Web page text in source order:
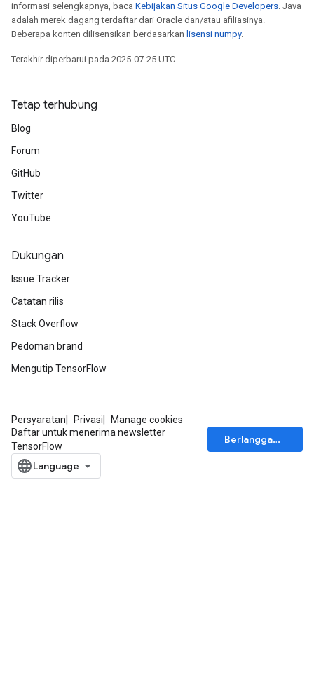
informasi selengkapnya, baca Kebijakan Situs Google Developers. Java
adalah merek dagang terdaftar dari Oracle dan/atau afiliasinya.
Beberapa konten dilisensikan berdasarkan lisensi numpy.
Terakhir diperbarui pada 2025-07-25 UTC.
Tetap terhubung
Blog
Forum
GitHub
Twitter
YouTube
Dukungan
Issue Tracker
Catatan rilis
Stack Overflow
Pedoman brand
Mengutip TensorFlow
Persyaratan Privasi
Manage cookies
Daftar untuk menerima newsletter
TensorFlow
Berlangganan